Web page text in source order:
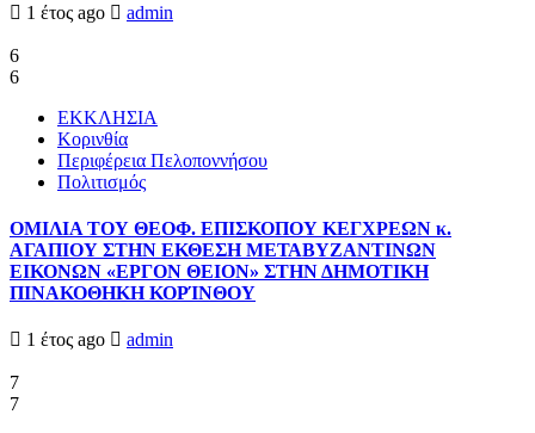
1 έτος ago admin
6
6
ΕΚΚΛΗΣΙΑ
Κορινθία
Περιφέρεια Πελοποννήσου
Πολιτισμός
ΟΜΙΛΙΑ ΤΟΥ ΘΕΟΦ. ΕΠΙΣΚΟΠΟΥ ΚΕΓΧΡΕΩΝ κ.
ΑΓΑΠΙΟΥ ΣΤΗΝ ΕΚΘΕΣΗ ΜΕΤΑΒΥΖΑΝΤΙΝΩΝ
ΕΙΚΟΝΩΝ «ΕΡΓΟΝ ΘΕΙΟΝ» ΣΤΗΝ ΔΗΜΟΤΙΚΗ
ΠΙΝΑΚΟΘΗΚΗ ΚΟΡΊΝΘΟΥ
1 έτος ago admin
7
7